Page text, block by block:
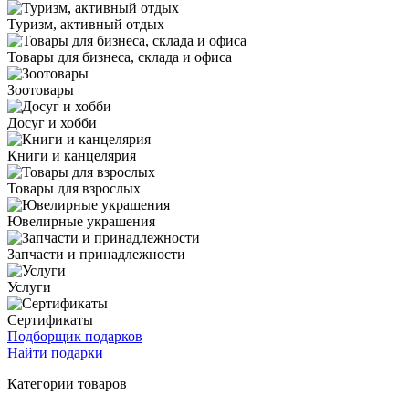
Туризм, активный отдых
Товары для бизнеса, склада и офиса
Зоотовары
Досуг и хобби
Книги и канцелярия
Товары для взрослых
Ювелирные украшения
Запчасти и принадлежности
Услуги
Сертификаты
Подборщик подарков
Найти подарки
Категории товаров